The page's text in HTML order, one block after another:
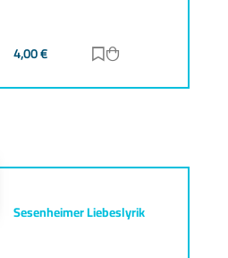
4,00€ Zur Merkliste
Sesenheimer Liebeslyrik